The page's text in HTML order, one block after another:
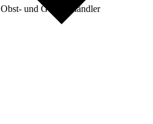
Obst- und Gemüsehändler